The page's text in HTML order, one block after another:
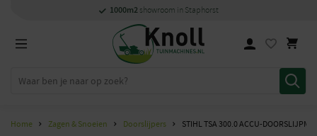
Specialistenmet kennis van zaken
1000m2showroom in Staphorst
Persoonlijkensnel contact
Specialistenmet kennis van zaken
1000m2showroom in Staphorst
Home Zagen & Snoeien Doorslijpers STIHL TSA 300.0 ACCU-